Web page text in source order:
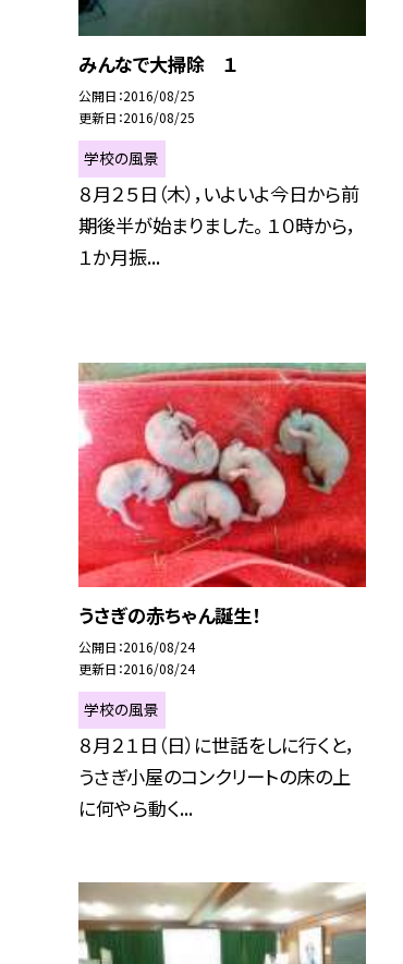
みんなで大掃除 １
公開日 2016/08/25
更新日 2016/08/25
学校の風景
８月２５日（木），いよいよ今日から前
期後半が始まりました。 １０時から，
１か月振...
うさぎの赤ちゃん誕生！
公開日 2016/08/24
更新日 2016/08/24
学校の風景
８月２１日（日）に世話をしに行くと，
うさぎ小屋のコンクリートの床の上
に何やら動く...